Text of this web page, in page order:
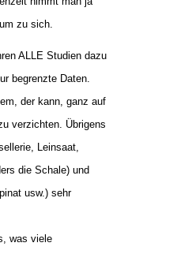
zu sich.
ALLE Studien dazu
begrenzte Daten.
der kann, ganz auf
verzichten. Übrigens
Leinsaat,
die Schale) und
usw.) sehr
was viele